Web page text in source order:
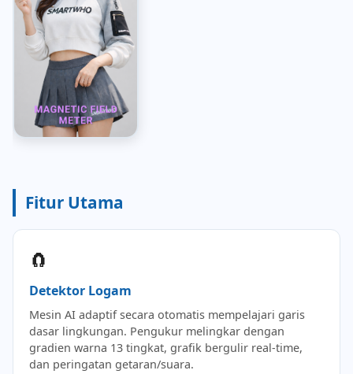
Fitur Utama
🧲
Detektor Logam
Mesin AI adaptif secara otomatis mempelajari garis
dasar lingkungan. Pengukur melingkar dengan
gradien warna 13 tingkat, grafik bergulir real-time,
dan peringatan getaran/suara.